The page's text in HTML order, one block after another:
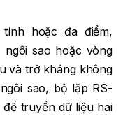
hoặc đa điểm,
sao hoặc vòng
và trở kháng không
sao, bộ lặp RS-
truyền dữ liệu hai